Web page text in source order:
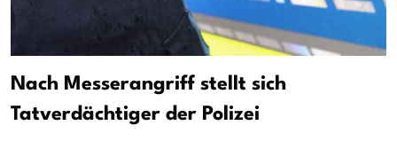
Nach Messerangriff stellt sich
Tatverdächtiger der Polizei